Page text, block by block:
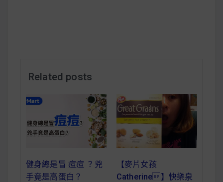
純素料理食譜
Related posts
健身總是冒 痘痘 ？兇
手竟是高蛋白？
【麥片女孩
Catherine】快樂泉